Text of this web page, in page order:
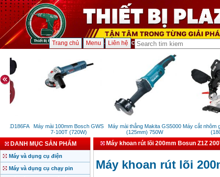
Trang chủ Menu Liên hệ
Máy mài 100mm Bosch GWS
7-100T (720W)
Máy mài thẳng Makita GS5000
(125mm) 750W
Máy cắt nhôm gỗ
DANH MỤC SẢN PHẨM
Máy và dụng cụ điện
Máy và dụng cụ chạy pin
Máy khoan rút lõi 200mm Bosun Z1Z
Máy khoan rút lõi